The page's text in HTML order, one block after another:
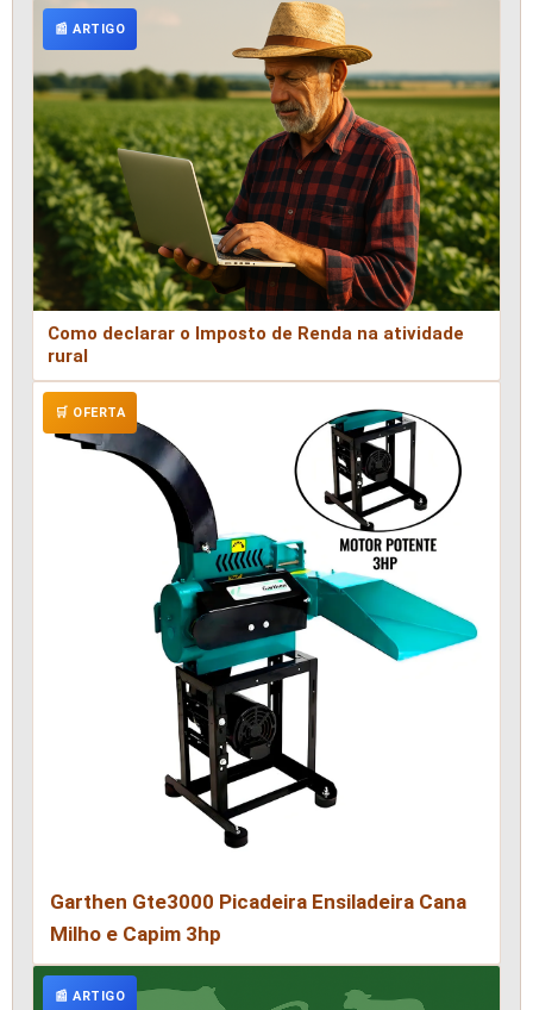
📰 ARTIGO
Como declarar o Imposto de Renda na atividade
rural
🛒 OFERTA
Garthen Gte3000 Picadeira Ensiladeira Cana
Milho e Capim 3hp
📰 ARTIGO